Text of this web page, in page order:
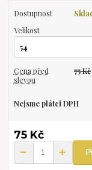
Dostupnost
Velikost
Cena před
slevou
75 Kč
Nejsme plátci DPH
75 Kč